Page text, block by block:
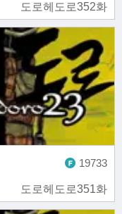
도로헤도로352화
도로헤도로351화
19733